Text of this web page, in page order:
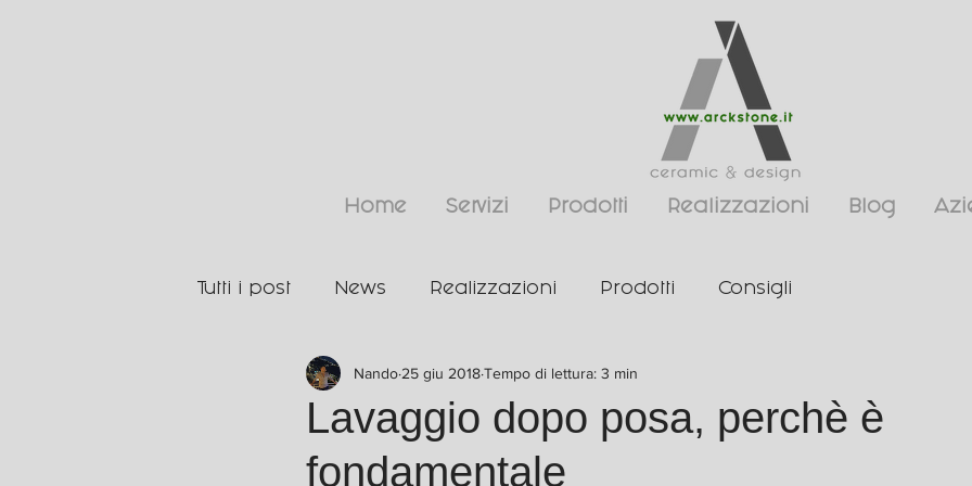
Home Servizi Prodotti Realizzazioni Blog
Tutti i post News Realizzazioni Prodotti Consigli
Lavaggio dopo posa, perchè è
fondamentale
Nando 25 giu 2018Tempo di lettura: 3 min